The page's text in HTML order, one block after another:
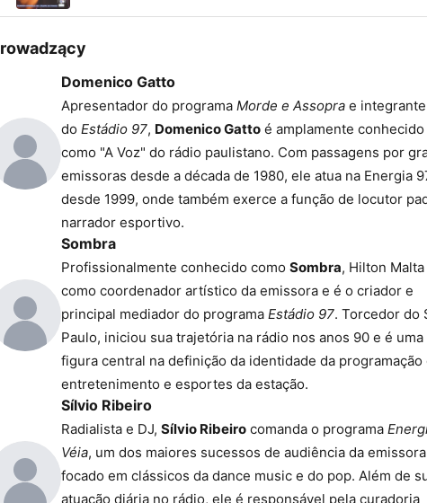
Domenico Gatto
Apresentador do programa Morde e Assopra e
do Estádio 97, Domenico Gatto é amplamente conhecido
como "A Voz" do rádio paulistano. Com passagens por
emissoras desde a década de 1980, ele atua na Energia
desde 1999, onde também exerce a função de locutor
narrador esportivo.
Sombra
Profissionalmente conhecido como Sombra, Hilton
como coordenador artístico da emissora e é o criador e
principal mediador do programa Estádio 97. Torcedor do
Paulo, iniciou sua trajetória na rádio nos anos 90 e é uma
figura central na definição da identidade da programação
entretenimento e esportes da estação.
Sílvio Ribeiro
Radialista e DJ, Sílvio Ribeiro comanda o programa
Véia, um dos maiores sucessos de audiência da emissora
focado em clássicos da dance music e do pop. Além de
atuação diária no rádio, ele é responsável pela curadoria